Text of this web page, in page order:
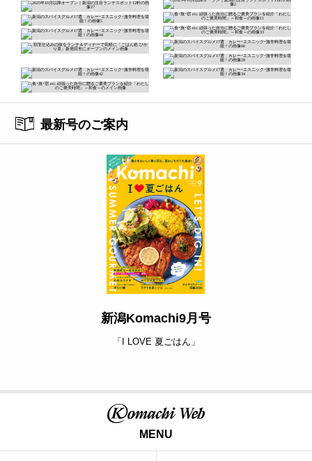
最新号のご案内
新潟Komachi9月号
「I LOVE 夏ごはん」
MENU